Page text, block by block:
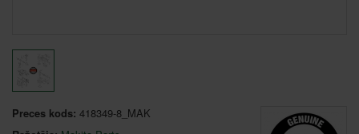
Preces kods: 418349-8_MAK